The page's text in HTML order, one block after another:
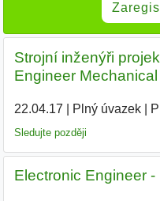
Strojní inženýři
Engineer Mechanical
22.04.17 Plný úvazek|
Sledujte později
Electronic Engineer